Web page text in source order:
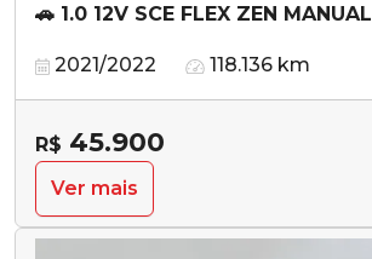
🚗 1.0 12V SCE FLEX ZEN MANUAL
2021/2022 118.136 km
R$ 45.900
Ver mais